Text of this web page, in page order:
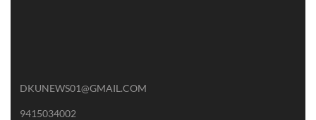
DKUNEWS01@GMAIL.COM
9415034002